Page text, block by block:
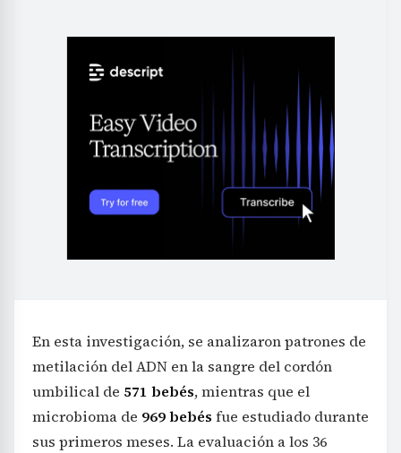
En esta investigación, se analizaron patrones de
metilación del ADN en la sangre del cordón
umbilical de 571 bebés, mientras que el
microbioma de 969 bebés fue estudiado durante
sus primeros meses. La evaluación a los 36